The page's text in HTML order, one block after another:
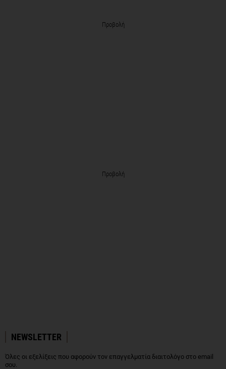
Προβολή
Προβολή
NEWSLETTER
Όλες οι εξελίξεις που αφορούν τον επαγγελματία διαιτολόγο στο email
σου.